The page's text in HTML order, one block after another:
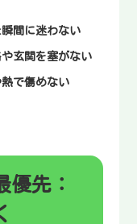
瞬間に迷わない
や玄関を塞がない
熱で傷めない
優先：